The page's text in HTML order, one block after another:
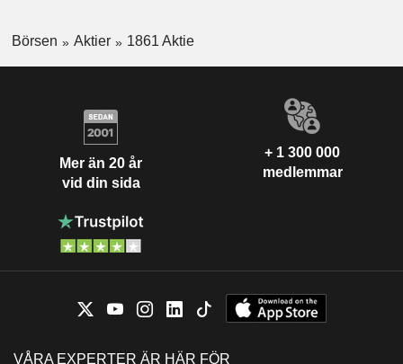
Börsen Aktier 1861 Aktie
Mer än 20 år
vid din sida
+ 1 300 000
medlemmar
VÅRA EXPERTER ÄR HÄR FÖR